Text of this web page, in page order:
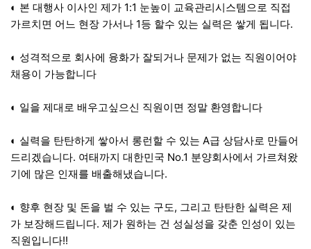
◐ 본 대행사 이사인 제가 1:1 눈높이 교육관리시스템으로 직접
가르치면 어느 현장 가서나 1등 할수 있는 실력은 쌓게 됩니다.
◐ 성격적으로 회사에 융화가 잘되거나 문제가 없는 직원이어야
채용이 가능합니다
◐ 일을 제대로 배우고싶으신 직원이면 정말 환영합니다
◐ 실력을 탄탄하게 쌓아서 롱런할 수 있는 A급 상담사로 만들어
드리겠습니다. 여태까지 대한민국 No.1 분양회사에서 가르쳐왔
기에 많은 인재를 배출해냈습니다.
◐ 향후 현장 및 돈을 벌 수 있는 구도, 그리고 탄탄한 실력은 제
가 보장해드립니다. 제가 원하는 건 성실성을 갖춘 인성이 있는
직원입니다!!